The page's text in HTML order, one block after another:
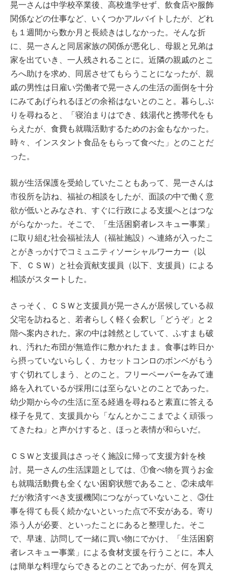
晃一さんは中学校卒業後、高校進学せず、飲食店や服飾
関係などの仕事など、いくつかアルバイトしたが、どれ
も１週間から数か月と長続きはしなかった。そんな折
に、晃一さんと同居家族の関係が悪化し、母親と兄弟は
家を出ていき、一人残されることに。近隣の親戚のとこ
ろへ助けを求め、同居させてもらうことになったが、親
戚の男性は日雇い労働者で晃一さんの生活の面倒を十分
にみてあげられるほどの余裕はないとのこと。暮らしぶ
りを尋ねると、「寝泊まりはでき、銭湯代と携帯代をも
らえたが、食費も就職活動するためのお金もなかった。
時々、インスタント食品をもらって食べた」とのことだ
った。
親が生活保護を受給していたこともあって、晃一さんは
市役所を訪ね、福祉の相談をしたが、面談の中で働く意
欲が低いとみなされ、すぐに行政による支援へとはつな
がらなかった。そこで、「生活困窮者レスキュー事業」
に取り組む社会福祉法人（福祉施設）へ連絡が入ったこ
とがきっかけでコミュニティソーシャルワーカー（以
下、ＣＳＷ）と社会貢献支援員（以下、支援員）による
相談がスタートした。
さっそく、ＣＳＷと支援員が晃一さんが居候している叔
父宅を訪ねると、若者らしく軽く会釈し「どうぞ」と２
階へ案内された。家の中は雑然としていて、ふすまも破
れ、汚れた布団が無造作に敷かれたまま。食事は昨日か
ら摂っていないらしく、カセットコンロのボンベがもう
すぐ切れてしまう、とのこと。フリーペーパーをみて連
絡を入れているが採用には至らないとのことであった。
幼少期から今の生活に至る経過を尋ねると素直に答える
様子を見て、支援員から「なんとかここまでよく頑張っ
てきたね」と声かけすると、ほっと表情が和らいだ。
ＣＳＷと支援員はさっそく施設に帰って支援方針を検
討。晃一さんの生活課題としては、①食べ物を買うお金
も就職活動費も全くない困窮状態であること、②未成年
だが救済すべき支援機関につながっていないこと、③仕
事を得ても長く続かないといった点で不安がある。寄り
添う人が必要、といったことにあると整理した。そこ
で、早速、訪問して一緒に買い物にでかけ、「生活困窮
者レスキュー事業」による食材支援を行うことに。本人
は簡単な料理ならできるとのことであったが、何を買え